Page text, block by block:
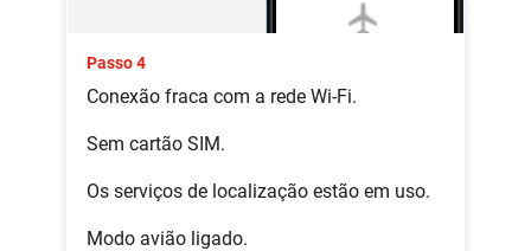
Passo 4
Conexão fraca com a rede Wi-Fi.
Sem cartão SIM.
Os serviços de localização estão em uso.
Modo avião ligado.